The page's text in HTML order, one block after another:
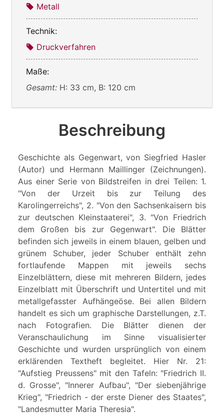
Metall
Technik:
Druckverfahren
Maße:
Gesamt: H: 33 cm, B: 120 cm
Beschreibung
Geschichte als Gegenwart, von Siegfried Hasler
(Autor) und Hermann Maillinger (Zeichnungen).
Aus einer Serie von Bildstreifen in drei Teilen: 1.
"Von der Urzeit bis zur Teilung des
Karolingerreichs", 2. "Von den Sachsenkaisern bis
zur deutschen Kleinstaaterei", 3. "Von Friedrich
dem Großen bis zur Gegenwart". Die Blätter
befinden sich jeweils in einem blauen, gelben und
grünem Schuber, jeder Schuber enthält zehn
fortlaufende Mappen mit jeweils sechs
Einzelblättern, diese mit mehreren Bildern, jedes
Einzelblatt mit Überschrift und Untertitel und mit
metallgefasster Aufhängeöse. Bei allen Bildern
handelt es sich um graphische Darstellungen, z.T.
nach Fotografien. Die Blätter dienen der
Veranschaulichung im Sinne visualisierter
Geschichte und wurden ursprünglich von einem
erklärenden Textheft begleitet. Hier Nr. 21:
"Aufstieg Preussens" mit den Tafeln: "Friedrich II.
d. Grosse", "Innerer Aufbau", "Der siebenjährige
Krieg", "Friedrich - der erste Diener des Staates",
"Landesmutter Maria Theresia".